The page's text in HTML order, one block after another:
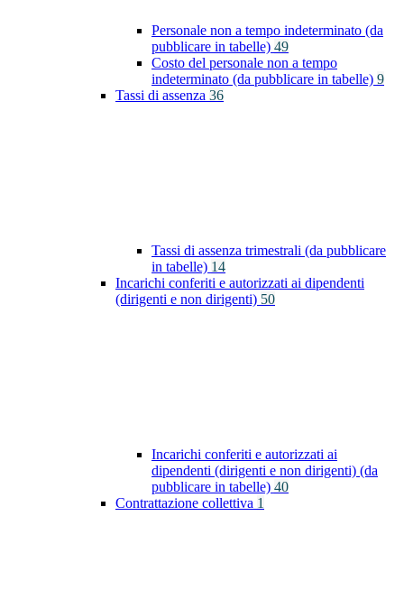
Personale non a tempo indeterminato (da
pubblicare in tabelle) 49
Costo del personale non a tempo
indeterminato (da pubblicare in tabelle) 9
Tassi di assenza 36
Tassi di assenza trimestrali (da pubblicare
in tabelle) 14
Incarichi conferiti e autorizzati ai dipendenti
(dirigenti e non dirigenti) 50
Incarichi conferiti e autorizzati ai
dipendenti (dirigenti e non dirigenti) (da
pubblicare in tabelle) 40
Contrattazione collettiva 1